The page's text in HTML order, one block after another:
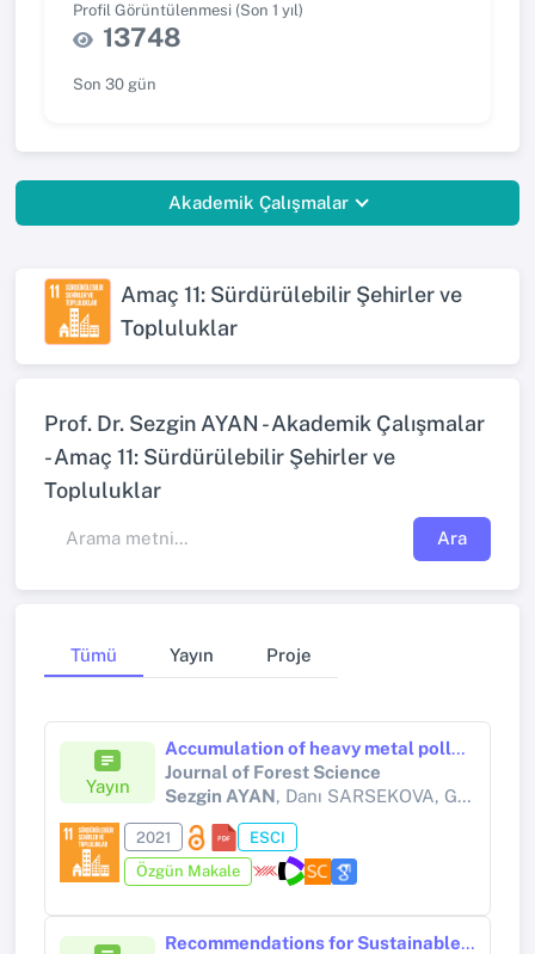
Profil Görüntülenmesi (Son 1 yıl)
13748
Son 30 gün
Akademik Çalışmalar
Amaç 11: Sürdürülebilir Şehirler ve
Topluluklar
Prof. Dr. Sezgin AYAN - Akademik Çalışmalar
- Amaç 11: Sürdürülebilir Şehirler ve
Topluluklar
Ara
Tümü Yayın Proje
Yayın
Accumulation of heavy metal pollution caused by traffic in forest trees in the park of Kerey and Janibek Khans of the city of Nur-Sultan, Kazakhstan
Journal of Forest Science
Sezgin AYAN, Danı SARSEKOVA, Gani KENESARYULY, Ergin YILMAZ, Orhan GÜLSEVEN, İlknur ŞAHİN
2021
ESCI
Özgün Makale
Recommendations for Sustainable Greening of Urbanized Ecosystems in Dry-Steppe Zones of Akmola Region, Kazakhstan